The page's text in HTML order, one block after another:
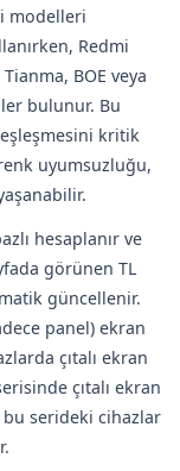
modelleri
Redmi
BOE veya
bulunur. Bu
kritik
uyumsuzluğu,
hesaplanır ve
görünen TL
güncellenir.
panel) ekran
çıtalı ekran
çıtalı ekran
bu serideki cihazlar